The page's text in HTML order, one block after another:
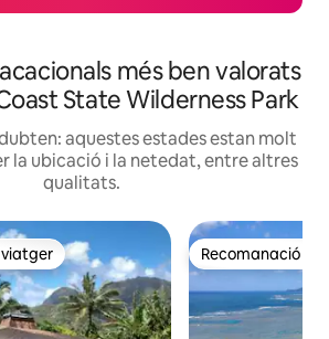
més ben valorats
State Wilderness Park
aquestes estades estan molt
la ubicació i la netedat, entre altres
qualitats.
viatger Recomanació
Recomanació